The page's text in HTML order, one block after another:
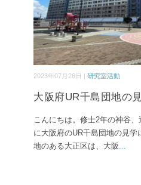
2023年07月26日 | 研究室活動
大阪府UR千島団地の
こんにちは。修士2年の神谷
に大阪府のUR千島団地の見学
地のある大正区は、大阪 ...